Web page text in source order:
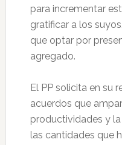
para incrementar
gratificar a los
que optar por
agregado.
El PP solicita en su
acuerdos que
productividades y
las cantidades que